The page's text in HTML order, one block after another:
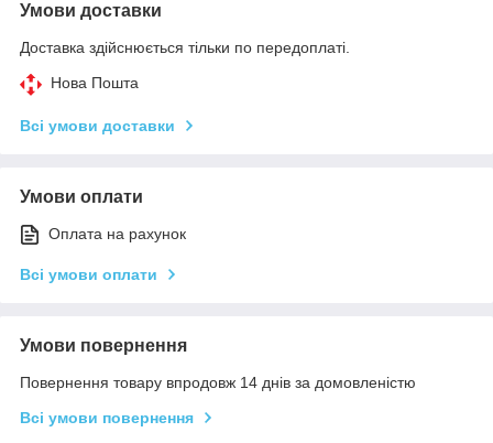
Умови доставки
Доставка здійснюється тільки по передоплаті.
Нова Пошта
Всі умови доставки
Умови оплати
Оплата на рахунок
Всі умови оплати
Умови повернення
Повернення товару впродовж 14 днів за домовленістю
Всі умови повернення